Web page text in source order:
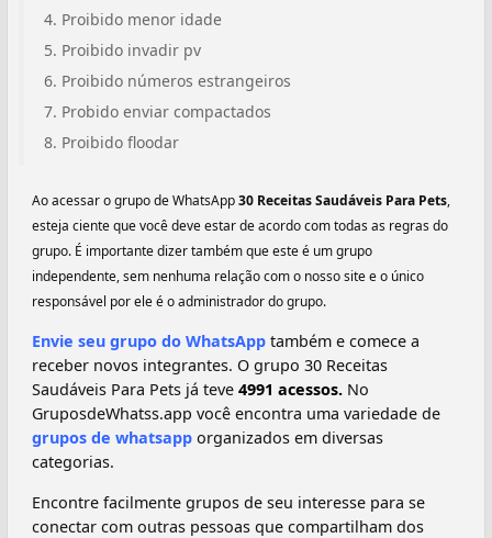
Proibido menor idade
Proibido invadir pv
Proibido números estrangeiros
Probido enviar compactados
Proibido floodar
Ao acessar o grupo de WhatsApp30 Receitas Saudáveis Para Pets,
esteja ciente que você deve estar de acordo com todas as regras do
grupo. É importante dizer também que este é um grupo
independente, sem nenhuma relação com o nosso site e o único
responsável por ele é o administrador do grupo.
Envie seu grupo do WhatsApp também e comece a
receber novos integrantes. O grupo 30 Receitas
Saudáveis Para Pets já teve 4991 acessos. No
GruposdeWhatss.app você encontra uma variedade de
grupos de whatsapp organizados em diversas
categorias.
Encontre facilmente grupos de seu interesse para se
conectar com outras pessoas que compartilham dos